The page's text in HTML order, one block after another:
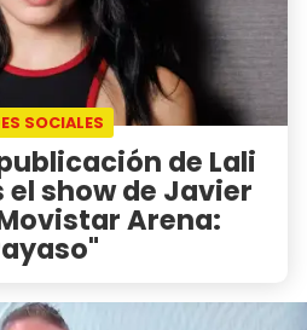
SOCIALES
de Lali
show de Javier
Arena: